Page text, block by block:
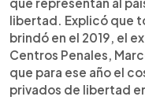
libertad. Explicó que
brindó en el 2019, el
Centros Penales,
que para ese año el
privados de libertad